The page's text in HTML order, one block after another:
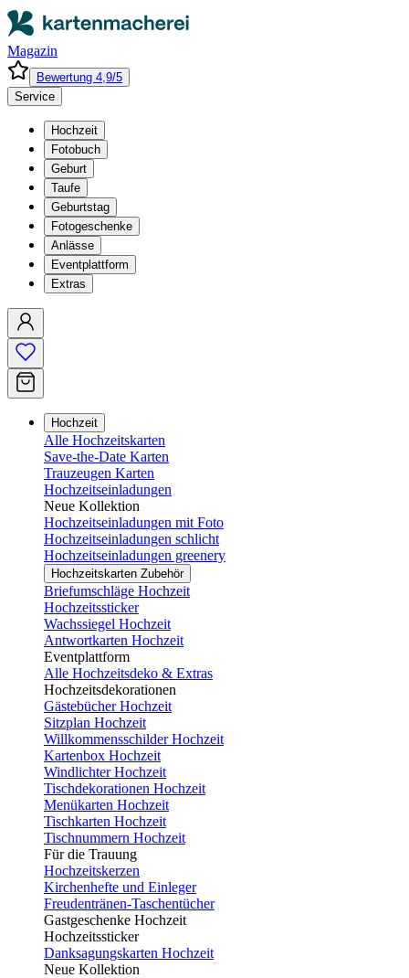
Magazin
Bewertung 4,9/5
Service
Hochzeit
Fotobuch
Geburt
Taufe
Geburtstag
Fotogeschenke
Anlässe
Eventplattform
Extras
Hochzeit
Alle Hochzeitskarten
Save-the-Date Karten
Trauzeugen Karten
Hochzeitseinladungen
Neue Kollektion
Hochzeitseinladungen mit Foto
Hochzeitseinladungen schlicht
Hochzeitseinladungen greenery
Hochzeitskarten Zubehör
Briefumschläge Hochzeit
Hochzeitssticker
Wachssiegel Hochzeit
Antwortkarten Hochzeit
Eventplattform
Alle Hochzeitsdeko & Extras
Hochzeitsdekorationen
Gästebücher Hochzeit
Sitzplan Hochzeit
Willkommensschilder Hochzeit
Kartenbox Hochzeit
Windlichter Hochzeit
Tischdekorationen Hochzeit
Menükarten Hochzeit
Tischkarten Hochzeit
Tischnummern Hochzeit
Für die Trauung
Hochzeitskerzen
Kirchenhefte und Einleger
Freudentränen-Taschentücher
Gastgeschenke Hochzeit
Hochzeitssticker
Danksagungskarten Hochzeit
Neue Kollektion